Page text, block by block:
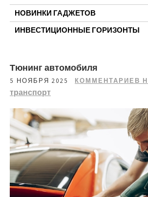
НОВИНКИ ГАДЖЕТОВ
ИНВЕСТИЦИОННЫЕ ГОРИЗОНТЫ
Тюнинг автомобиля
5 НОЯБРЯ 2025 КОММЕНТАРИЕВ
транспорт